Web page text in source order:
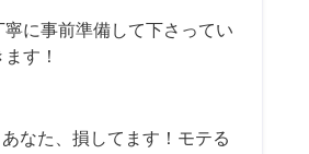
に事前準備して下さってい
す！
あなた、損してます！モテる